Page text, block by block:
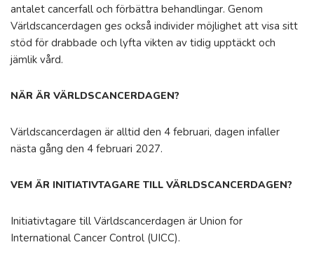
antalet cancerfall och förbättra behandlingar. Genom
Världscancerdagen ges också individer möjlighet att visa sitt
stöd för drabbade och lyfta vikten av tidig upptäckt och
jämlik vård.
NÄR ÄR VÄRLDSCANCERDAGEN?
Världscancerdagen är alltid den 4 februari, dagen infaller
nästa gång den 4 februari 2027.
VEM ÄR INITIATIVTAGARE TILL VÄRLDSCANCERDAGEN?
Initiativtagare till Världscancerdagen är Union for
International Cancer Control (UICC).